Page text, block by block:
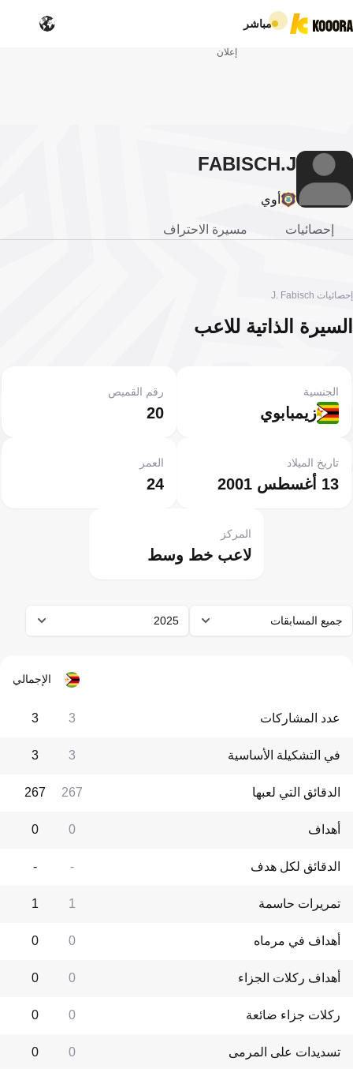
مباشر
إعلان
J.
FABISCH
أوي
إحصائيات مسيرة الاحتراف
إحصائيات J. Fabisch
السيرة الذاتية للاعب
زيمبابوي
الجنسية
20
رقم القميص
13 أغسطس 2001
تاريخ الميلاد
24
العمر
لاعب خط وسط
المركز
جميع المسابقات 2025
الإجمالي
عدد المشاركات 3
3
في التشكيلة الأساسية 3
3
الدقائق التي لعبها 267
267
أهداف 0
0
الدقائق لكل هدف -
-
تمريرات حاسمة 1
1
أهداف في مرماه 0
0
أهداف ركلات الجزاء 0
0
ركلات جزاء ضائعة 0
0
تسديدات على المرمى 0
0